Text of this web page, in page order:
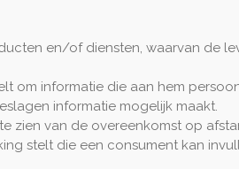
en/of diensten, waarvan de
om informatie die aan hem
informatie mogelijk maakt.
zien van de overeenkomst op
stelt die een consument kan